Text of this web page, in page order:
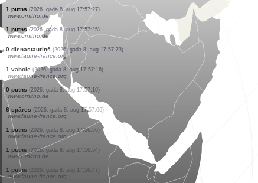
1 putns (2026. gada 8. aug 17:57:35)
www.ornitho.de
100 putni (2026. gada 8. aug 17:57:34)
www.ornitho.de
2 putni (2026. gada 8. aug 17:57:33)
www.ornitho.ch
1 putns (2026. gada 8. aug 17:57:32)
www.ornitho.de
3 putni (2026. gada 8. aug 17:57:31)
www.ornitho.de
30 putni (2026. gada 8. aug 17:57:30)
www.ornitho.de
2 putni (2026. gada 8. aug 17:57:28)
www.ornitho.de
1 putns (2026. gada 8. aug 17:57:27)
www.ornitho.de
1 putns (2026. gada 8. aug 17:57:25)
www.ornitho.de